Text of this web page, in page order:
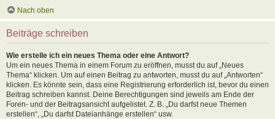
Nach oben
Beiträge schreiben
Wie erstelle ich ein neues Thema oder eine Antwort?
Um ein neues Thema in einem Forum zu eröffnen, musst du auf „Neues
Thema“ klicken. Um auf einen Beitrag zu antworten, musst du auf „Antworten“
klicken. Es könnte sein, dass eine Registrierung erforderlich ist, bevor du einen
Beitrag schreiben kannst. Deine Berechtigungen sind jeweils am Ende der
Foren- und der Beitragsansicht aufgelistet. Z. B. „Du darfst neue Themen
erstellen“, „Du darfst Dateianhänge erstellen“ usw.